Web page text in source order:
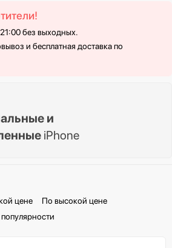
без выходных.
и бесплатная доставка по
и
iPhone
цене
По высокой цене